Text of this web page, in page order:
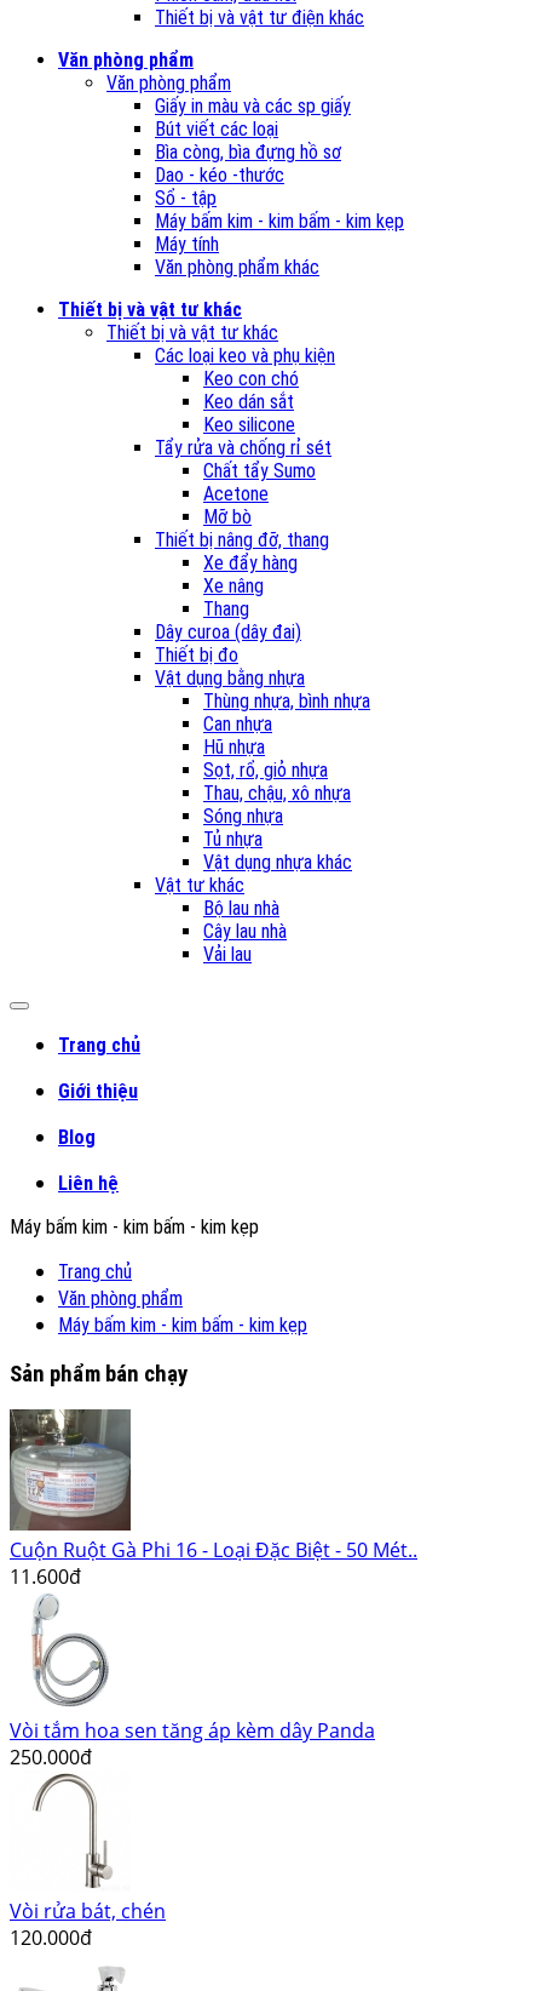
Thiết bị và vật tư điện khác
Văn phòng phẩm
Văn phòng phẩm
Giấy in màu và các sp giấy
Bút viết các loại
Bìa còng, bìa đựng hồ sơ
Dao - kéo -thước
Sổ - tập
Máy bấm kim - kim bấm - kim kẹp
Máy tính
Văn phòng phẩm khác
Thiết bị và vật tư khác
Thiết bị và vật tư khác
Các loại keo và phụ kiện
Keo con chó
Keo dán sắt
Keo silicone
Tẩy rửa và chống rỉ sét
Chất tẩy Sumo
Acetone
Mỡ bò
Thiết bị nâng đỡ, thang
Xe đẩy hàng
Xe nâng
Thang
Dây curoa (dây đai)
Thiết bị đo
Vật dụng bằng nhựa
Thùng nhựa, bình nhựa
Can nhựa
Hũ nhựa
Sọt, rổ, giỏ nhựa
Thau, chậu, xô nhựa
Sóng nhựa
Tủ nhựa
Vật dụng nhựa khác
Vật tư khác
Bộ lau nhà
Cây lau nhà
Vải lau
Trang chủ
Giới thiệu
Blog
Liên hệ
Máy bấm kim - kim bấm - kim kẹp
Trang chủ
Văn phòng phẩm
Máy bấm kim - kim bấm - kim kẹp
Sản phẩm bán chạy
Cuộn Ruột Gà Phi 16 - Loại Đặc Biệt - 50 Mét..
11.600đ
Vòi tắm hoa sen tăng áp kèm dây Panda
250.000đ
Vòi rửa bát, chén
120.000đ